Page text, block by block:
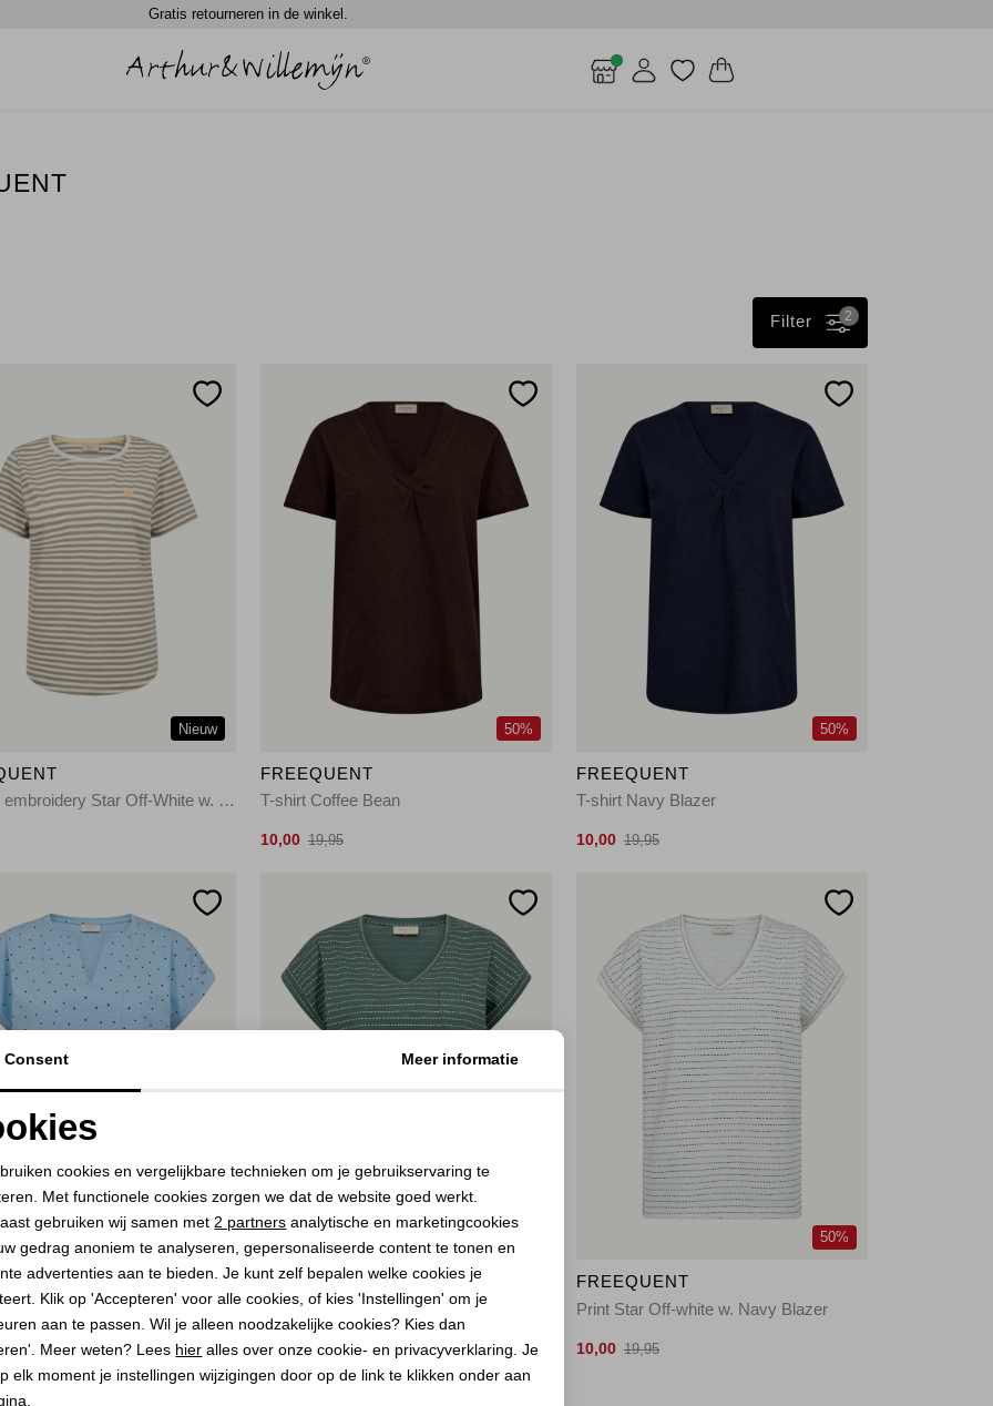
Gratis retourneren in de winkel.
2
Filter
Nieuw
Striped, embroidery Star Off-White w. Silver Mink
50%
FREEQUENT
T-shirt Coffee Bean
10,00 19,95
50%
FREEQUENT
T-shirt Navy Blazer
10,00 19,95
print Blue Bell w. Navy Blazer
FREEQUENT
Print Dark Forest w. Star Off-White
10,00 19,95
50%
FREEQUENT
Print Star Off-white w. Navy Blazer
10,00 19,95
Analytische cookies Marketing cookies
Consent Meer informatie
cookies en vergelijkbare technieken om je gebruikservaring te
Met functionele cookies zorgen we dat de website goed werkt.
gebruiken wij samen met 2 partners analytische en marketingcookies
gedrag anoniem te analyseren, gepersonaliseerde content te tonen en
advertenties aan te bieden. Je kunt zelf bepalen welke cookies je
Klik op 'Accepteren' voor alle cookies, of kies 'Instellingen' om je
aan te passen. Wil je alleen noodzakelijke cookies? Kies dan
Meer weten? Lees hier alles over onze cookie- en privacyverklaring. Je
elk moment je instellingen wijzigingen door op de link te klikken onder aan